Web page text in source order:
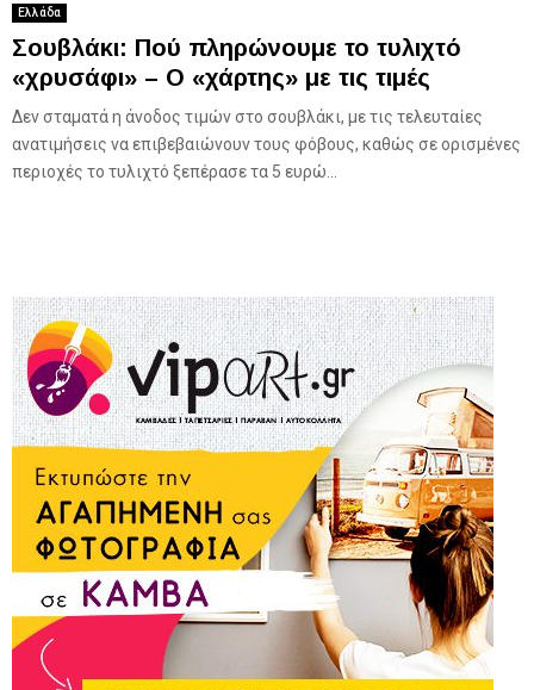
Ελλάδα
Σουβλάκι: Πού πληρώνουμε το τυλιχτό
«χρυσάφι» – Ο «χάρτης» με τις τιμές
Δεν σταματά η άνοδος τιμών στο σουβλάκι, με τις τελευταίες
ανατιμήσεις να επιβεβαιώνουν τους φόβους, καθώς σε ορισμένες
περιοχές το τυλιχτό ξεπέρασε τα 5 ευρώ...